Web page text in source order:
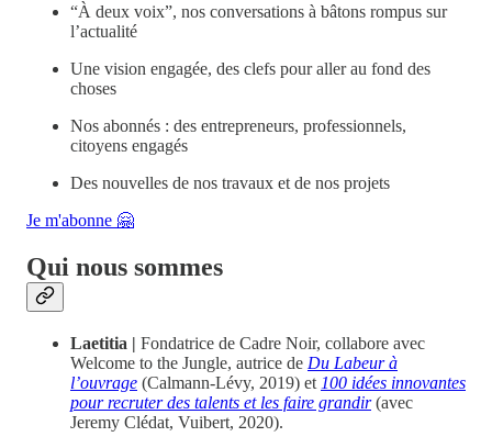
“À deux voix”, nos conversations à bâtons rompus sur
l’actualité
Une vision engagée, des clefs pour aller au fond des
choses
Nos abonnés : des entrepreneurs, professionnels,
citoyens engagés
Des nouvelles de nos travaux et de nos projets
Je m'abonne 🤗
Qui nous sommes
Laetitia | Fondatrice de Cadre Noir, collabore avec
Welcome to the Jungle, autrice de Du Labeur à
l’ouvrage (Calmann-Lévy, 2019) et 100 idées innovantes
pour recruter des talents et les faire grandir(avec
Jeremy Clédat, Vuibert, 2020).